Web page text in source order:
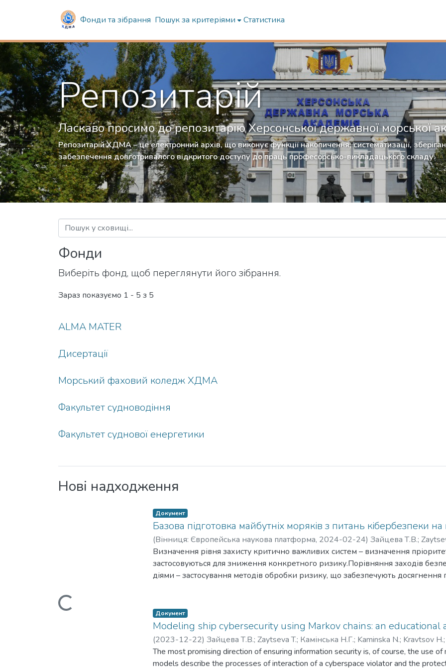
Фонди та зібрання Пошук за критеріями Статистика
Репозитарій
Ласкаво просимо до репозитарію Херсонської державної морської
Репозитарій ХДМА – це електронний архів, що виконує функції накопичення, систематизації,
забезпечення довготривалого відкритого доступу до праць професорсько-викладацького складу.
Фонди
Виберіть фонд, щоб переглянути його зібрання.
Зараз показуємо 1 - 5 з 5
ALMA MATER
Дисертації
Морський фаховий коледж ХДМА
Факультет судноводіння
Факультет суднової енергетики
Нові надходження
Вантажиться...
Документ
Базова підготовка майбутніх моряків з питань кібербезпеки
(Вінниця: Європейська наукова платформа, 2024-02-24) Зайцева Т.В.;
О.М.;Bezbakh O.M.
Визначення рівня захисту критично важливих систем – визначення
застосовуються для зниження конкретного ризику.Порівняння заходів
діями – застосування методів обробки ризику, що забезпечують досягнення
ризику або оцінки ефективності засобів управління на всіх стадіях
також як частина інших методів оцінки ризику. Однак вони найбільш
розгляду досліджуваної проблеми при ідентифікації нових проблем.
План реагування – базується на комплексній ідентифікації ризиків з
надзвичайних ситуаціях і кризах, дозволяє організувати кризове управління
Документ
Modeling ship cybersecurity using Markov chains: an educational
(2023-12-22) Зайцева Т.В.; Zaytseva T.; Камінська Н.Г.; Kaminska N.; Kravtsov H.;
The most promising direction of ensuring information security is, of course, the use of
models describe the processes of interaction of a cyberspace violator and the